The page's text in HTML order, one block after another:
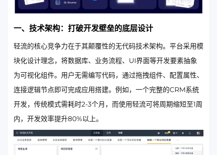
一、技术架构：打破开发壁垒的底层设计
轻流的核心竞争力在于其颠覆性的无代码技术架构。平台采用模
块化设计理念，将数据库、业务流程、UI界面等开发要素抽象
为可视化组件。用户无需编写代码，通过拖拽组件、配置属性、
连接逻辑节点即可完成应用搭建。例如，一个完整的CRM系统
开发，传统模式需耗时2-3个月，而使用轻流可将周期缩短至1周
内，开发效率提升80%以上。